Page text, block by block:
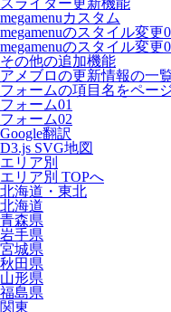
スライダー更新機能
megamenuカスタム
megamenuのスタイル変更
megamenuのスタイル変更
その他の追加機能
アメブロの更新情報の一
フォームの項目名をペー
フォーム01
フォーム02
Google翻訳
D3.js SVG地図
エリア別
エリア別 TOPへ
北海道・東北
北海道
青森県
岩手県
宮城県
秋田県
山形県
福島県
関東